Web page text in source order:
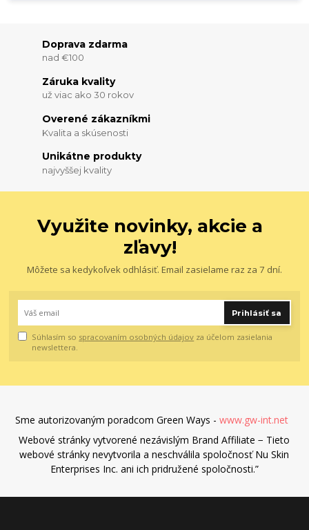
Doprava zdarma
nad €100
Záruka kvality
už viac ako 30 rokov
Overené zákazníkmi
Kvalita a skúsenosti
Unikátne produkty
najvyššej kvality
Využite novinky, akcie a
zľavy!
Môžete sa kedykoľvek odhlásiť. Email zasielame raz za 7 dní.
Prihlásiť sa
Súhlasím so spracovaním osobných údajov za účelom zasielania
newslettera.
Sme autorizovaným poradcom Green Ways - www.gw-int.net
Webové stránky vytvorené nezávislým Brand Affiliate − Tieto
webové stránky nevytvorila a neschválila spoločnosť Nu Skin
Enterprises Inc. ani ich pridružené spoločnosti.”